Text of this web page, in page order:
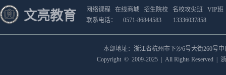
文亮教育 网络课程 在线商城 招生院校 名校攻尖班
VIP班
联系电话：
0571-86844583 13336037858
本部地址：浙江省杭州市下沙6号大街260号
Copyright © 2009-2025 All Rights Reserved